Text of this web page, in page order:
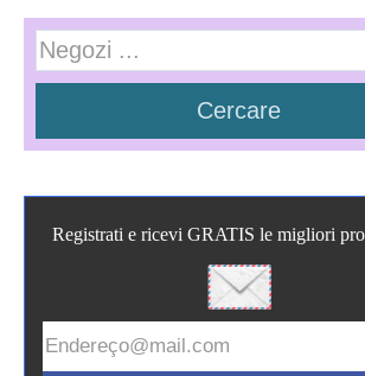
Registrati e ricevi GRATIS le migliori